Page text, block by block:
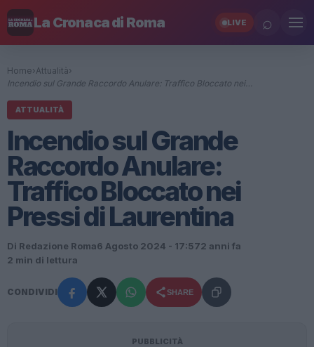
La Cronaca di Roma LIVE ⌕
Home› Attualità›
Incendio sul Grande Raccordo Anulare: Traffico Bloccato nei…
ATTUALITÀ
Incendio sul Grande
Raccordo Anulare:
Traffico Bloccato nei
Pressi di Laurentina
Di Redazione Roma6 Agosto 2024 - 17:572 anni fa
2 min di lettura
CONDIVIDI SHARE
PUBBLICITÀ